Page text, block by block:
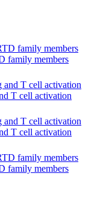
family members
T cell activation
T cell activation
family members